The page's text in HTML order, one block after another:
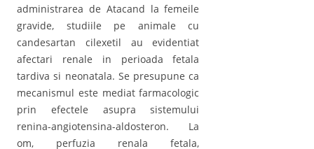
administrarea de Atacand la femeile
gravide, studiile pe animale cu
candesartan cilexetil au evidentiat
afectari renale in perioada fetala
tardiva si neonatala. Se presupune ca
mecanismul este mediat farmacologic
prin efectele asupra sistemului
renina-angiotensina-aldosteron. La
om, perfuzia renala fetala,